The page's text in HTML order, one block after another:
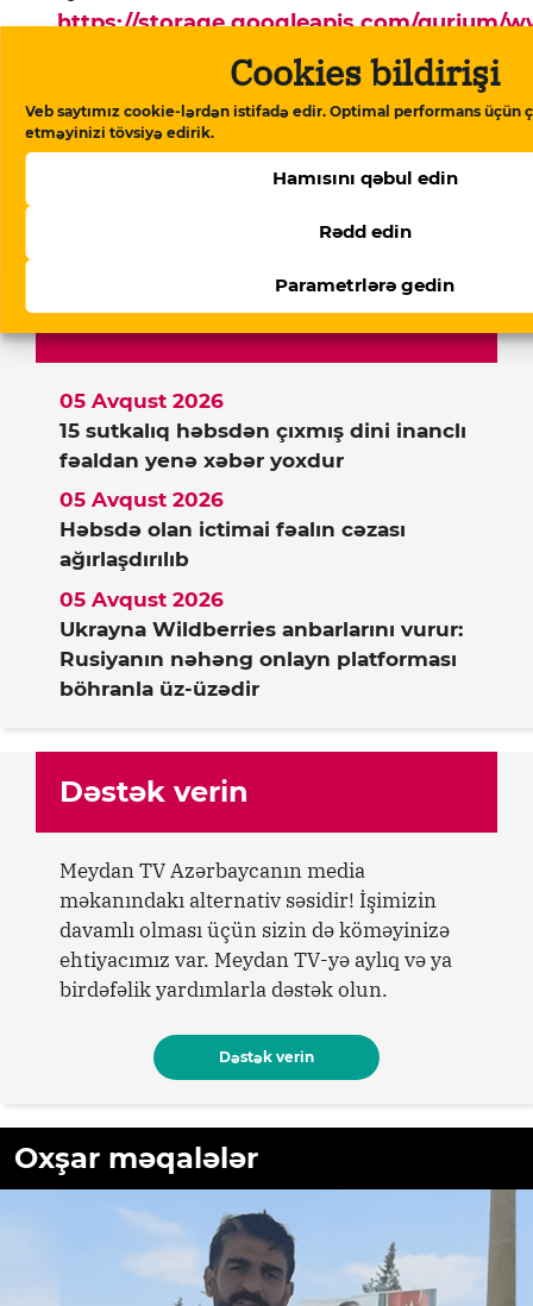
Cookies bildirişi
Veb saytımız cookie-lərdən istifadə edir. Optimal performans üçün
etməyinizi tövsiyə edirik.
Hamısını qəbul edin
Rədd edin
Parametrlərə gedin
https://storage.googleapis.com/qurium/
article-ozunemesgulluq-proqrami-qisir-
Kopyala
Proqramı: Qısır, qoca, xəstə inəklər…
Xəbərlər
15 sutkalıq həbsdən çıxmış dini inanclı
fəaldan yenə xəbər yoxdur
05 Avqust 2026
Həbsdə olan ictimai fəalın cəzası
ağırlaşdırılıb
05 Avqust 2026
Ukrayna Wildberries anbarlarını vurur:
Rusiyanın nəhəng onlayn platforması
böhranla üz-üzədir
05 Avqust 2026
Dəstək verin
Meydan TV Azərbaycanın media
məkanındakı alternativ səsidir! İşimizin
davamlı olması üçün sizin də köməyinizə
ehtiyacımız var. Meydan TV-yə aylıq və ya
birdəfəlik yardımlarla dəstək olun.
Dəstək verin
Oxşar məqalələr